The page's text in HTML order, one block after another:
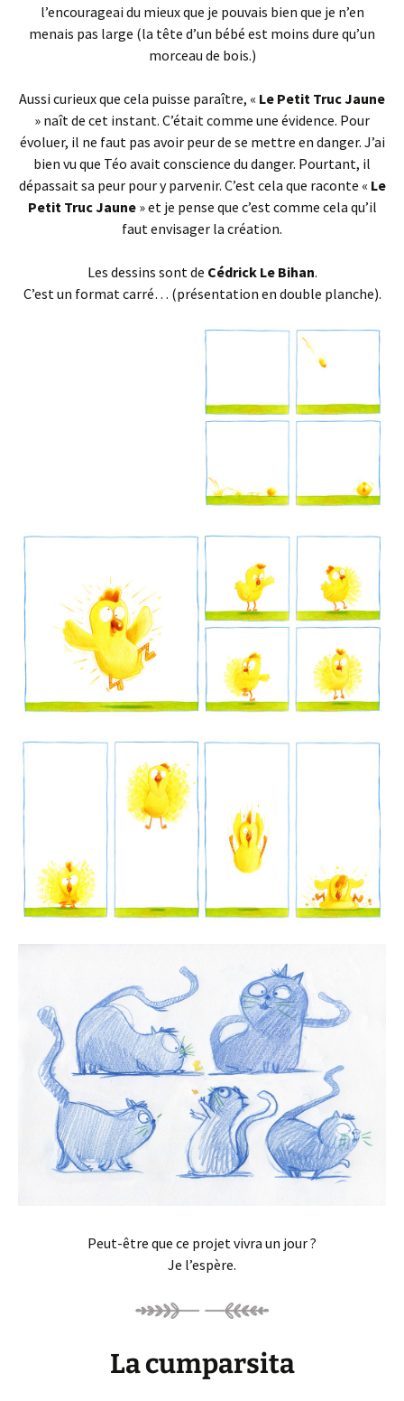
l’encourageai du mieux que je pouvais bien que je n’en
menais pas large (la tête d’un bébé est moins dure qu’un
morceau de bois.)
Aussi curieux que cela puisse paraître, « Le Petit Truc Jaune
» naît de cet instant. C’était comme une évidence. Pour
évoluer, il ne faut pas avoir peur de se mettre en danger. J’ai
bien vu que Téo avait conscience du danger. Pourtant, il
dépassait sa peur pour y parvenir. C’est cela que raconte « Le
Petit Truc Jaune» et je pense que c’est comme cela qu’il
faut envisager la création.
Les dessins sont de Cédrick Le Bihan.
C’est un format carré… (présentation en double planche).
Peut-être que ce projet vivra un jour ?
Je l’espère.
La cumparsita